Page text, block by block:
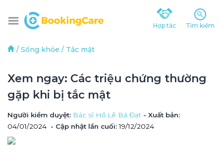
Hợp tác Tìm kiếm
/ Sống khỏe / Tắc mật
Xem ngay: Các triệu chứng thường
gặp khi bị tắc mật
Người kiểm duyệt: Bác sĩ Hồ Lê Bá Đạt
04/01/2024 - Cập nhật lần cuối: 19/12/2024